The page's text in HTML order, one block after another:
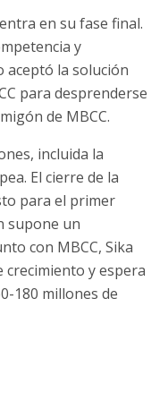
en su fase final.
y
aceptó la solución
para desprenderse
de MBCC.
incluida la
El cierre de la
para el primer
supone un
con MBCC, Sika
y espera
180 millones de